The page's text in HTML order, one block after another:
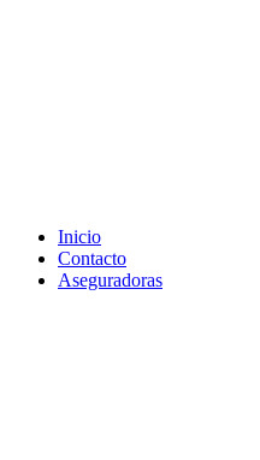
Inicio
Contacto
Aseguradoras